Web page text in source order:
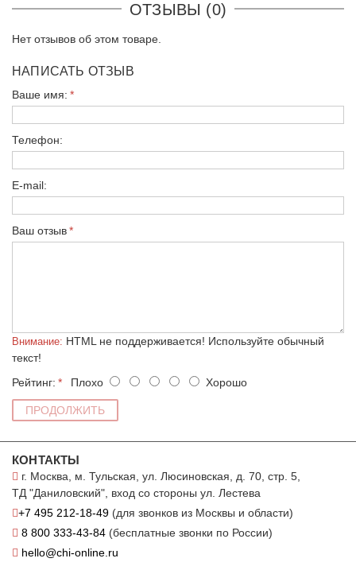
ОТЗЫВЫ (0)
Нет отзывов об этом товаре.
НАПИСАТЬ ОТЗЫВ
Ваше имя:
Телефон:
E-mail:
Ваш отзыв
Внимание: HTML не поддерживается! Используйте обычный
текст!
Рейтинг:
Плохо Хорошо
ПРОДОЛЖИТЬ
КОНТАКТЫ
г. Москва, м. Тульская, ул. Люсиновская, д. 70, стр. 5,
ТД "Даниловский", вход со стороны ул. Лестева
+7 495 212-18-49 (для звонков из Москвы и области)
8 800 333-43-84 (бесплатные звонки по России)
hello@chi-online.ru